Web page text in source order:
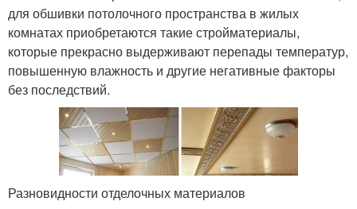
для обшивки потолочного пространства в жилых
комнатах приобретаются такие стройматериалы,
которые прекрасно выдерживают перепады температур,
повышенную влажность и другие негативные факторы
без последствий.
Разновидности отделочных материалов